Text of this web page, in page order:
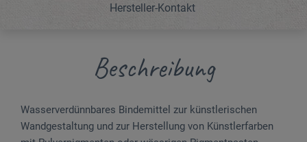
Hersteller-Kontakt
Beschreibung
Wasserverdünnbares Bindemittel zur künstlerischen
Wandgestaltung und zur Herstellung von Künstlerfarben